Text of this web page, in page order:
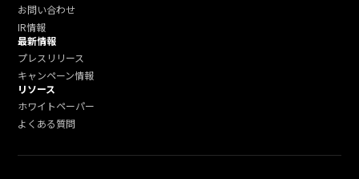
お問い合わせ
IR情報
最新情報
プレスリリース
キャンペーン情報
リソース
ホワイトペーパー
よくある質問